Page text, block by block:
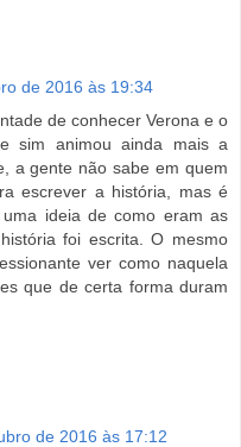
de 2016 às 19:34
de conhecer Verona e o
sim animou ainda mais a
a gente não sabe em quem
escrever a história, mas é
ideia de como eram as
foi escrita. O mesmo
ver como naquela
que de certa forma duram
de 2016 às 17:12